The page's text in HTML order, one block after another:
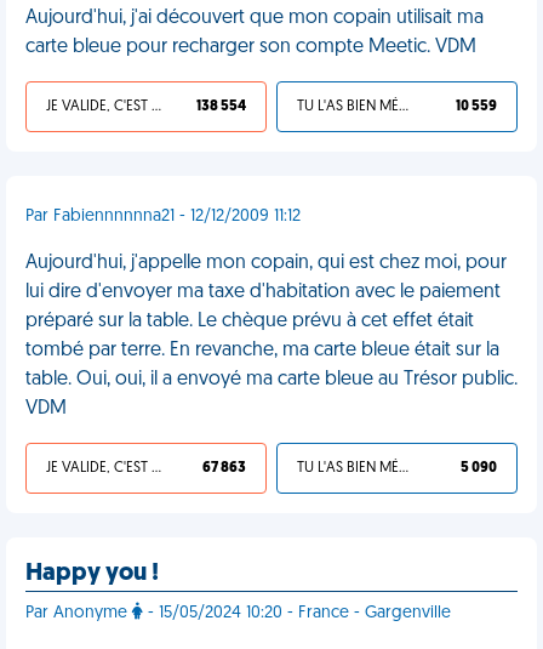
Aujourd'hui, j'ai découvert que mon copain utilisait ma
carte bleue pour recharger son compte Meetic. VDM
JE VALIDE, C'EST UNE VDM 138 554 TU L'AS BIEN MÉRITÉ 10 559
Par Fabiennnnnna21 - 12/12/2009 11:12
Aujourd'hui, j'appelle mon copain, qui est chez moi, pour
lui dire d'envoyer ma taxe d'habitation avec le paiement
préparé sur la table. Le chèque prévu à cet effet était
tombé par terre. En revanche, ma carte bleue était sur la
table. Oui, oui, il a envoyé ma carte bleue au Trésor public.
VDM
JE VALIDE, C'EST UNE VDM 67 863 TU L'AS BIEN MÉRITÉ 5 090
Happy you !
Par Anonyme - 15/05/2024 10:20 - France - Gargenville